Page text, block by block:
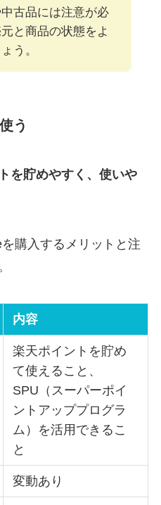
古品には注意が必
と商品の状態をよ
う。
う
を貯めやすく、使いや
購入するメリットと注
内容
楽天ポイントを貯め
て使えること、
SPU（スーパーポイ
ントアッププログラ
ム）を活用できるこ
と
変動あり